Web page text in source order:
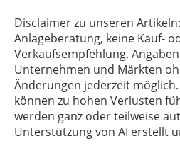
Disclaimer zu unseren
Anlageberatung, keine Kauf-
Verkaufsempfehlung.
Unternehmen und Märkten
Änderungen jederzeit
können zu hohen Verlusten
werden ganz oder teilweise
Unterstützung von AI erstellt